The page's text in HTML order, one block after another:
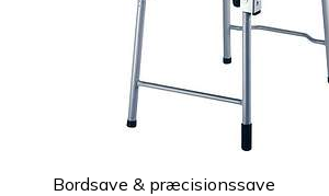
Bordsave & præcisionssave